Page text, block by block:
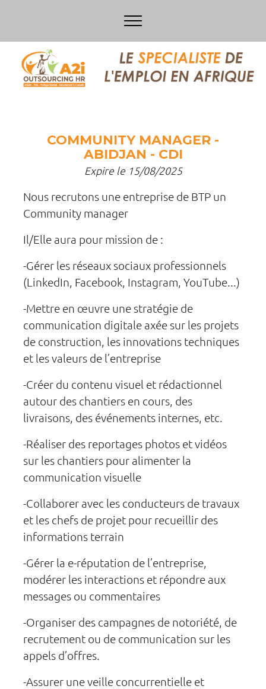
COMMUNITY MANAGER -
ABIDJAN - CDI
Expire le 15/08/2025
Nous recrutons une entreprise de BTP un
Community manager
Il/Elle aura pour mission de :
-Gérer les réseaux sociaux professionnels
(LinkedIn, Facebook, Instagram, YouTube...)
-Mettre en œuvre une stratégie de
communication digitale axée sur les projets
de construction, les innovations techniques
et les valeurs de l’entreprise
-Créer du contenu visuel et rédactionnel
autour des chantiers en cours, des
livraisons, des événements internes, etc.
-Réaliser des reportages photos et vidéos
sur les chantiers pour alimenter la
communication visuelle
-Collaborer avec les conducteurs de travaux
et les chefs de projet pour recueillir des
informations terrain
-Gérer la e-réputation de l’entreprise,
modérer les interactions et répondre aux
messages ou commentaires
-Organiser des campagnes de notoriété, de
recrutement ou de communication sur les
appels d’offres.
-Assurer une veille concurrentielle et